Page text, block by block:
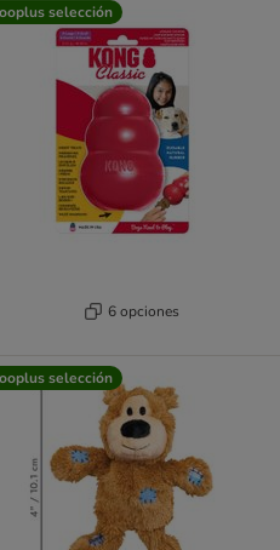
selección
6 opciones
selección